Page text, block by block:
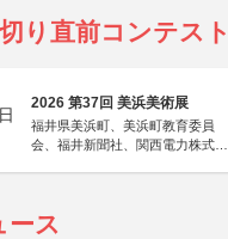
り直前コンテスト
日
2026 第37回 美浜美術展
福井県美浜町、美浜町教育委員
会、福井新聞社、関西電力株式会
ース